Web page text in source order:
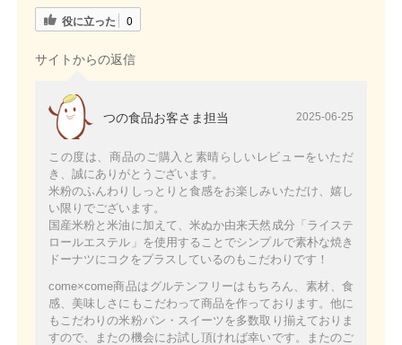
役に立った 0
サイトからの返信
つの食品お客さま担当 2025-06-25
この度は、商品のご購入と素晴らしいレビューをいただ
き、誠にありがとうございます。
米粉のふんわりしっとりと食感をお楽しみいただけ、嬉し
い限りでございます。
国産米粉と米油に加えて、米ぬか由来天然成分「ライステ
ロールエステル」を使用することでシンプルで素朴な焼き
ドーナツにコクをプラスしているのもこだわりです！
come×come商品はグルテンフリーはもちろん、素材、食
感、美味しさにもこだわって商品を作っております。他に
もこだわりの米粉パン・スイーツを多数取り揃えておりま
すので、またの機会にお試し頂ければ幸いです。またのご